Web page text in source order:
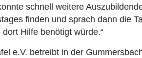
schnell weitere
finden und sprach dann die
Hilfe benötigt würde.“
e.V. betreibt in der